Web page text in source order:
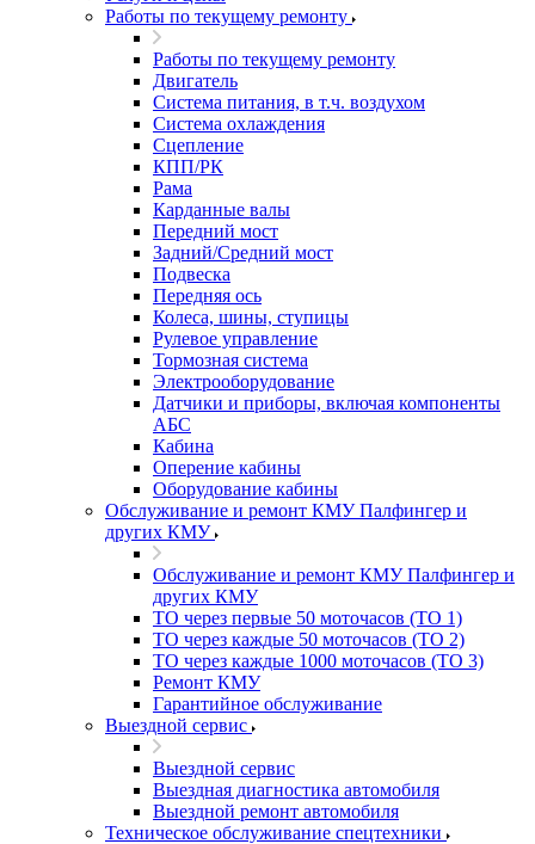
Работы по текущему ремонту
Работы по текущему ремонту
Двигатель
Система питания, в т.ч. воздухом
Система охлаждения
Сцепление
КПП/РК
Рама
Карданные валы
Передний мост
Задний/Средний мост
Подвеска
Передняя ось
Колеса, шины, ступицы
Рулевое управление
Тормозная система
Электрооборудование
Датчики и приборы, включая компоненты
АБС
Кабина
Оперение кабины
Оборудование кабины
Обслуживание и ремонт КМУ Палфингер и
других КМУ
Обслуживание и ремонт КМУ Палфингер и
других КМУ
ТО через первые 50 моточасов (ТО 1)
ТО через каждые 50 моточасов (ТО 2)
ТО через каждые 1000 моточасов (ТО 3)
Ремонт КМУ
Гарантийное обслуживание
Выездной сервис
Выездной сервис
Выездная диагностика автомобиля
Выездной ремонт автомобиля
Техническое обслуживание спецтехники